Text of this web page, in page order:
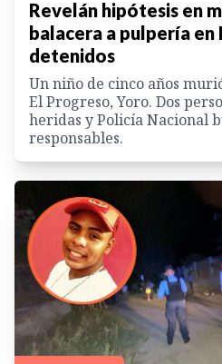
Revelán hipótesis en
balacera a pulpería en
detenidos
Un niño de cinco años
El Progreso, Yoro. Dos
heridas y Policía Nacional
responsables.